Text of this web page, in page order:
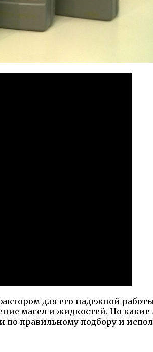
для его надежной
масел и жидкостей. Но
правильному подбору и